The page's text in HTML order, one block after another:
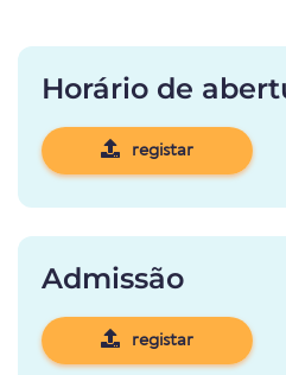
Horário de
registar
Admissão
registar